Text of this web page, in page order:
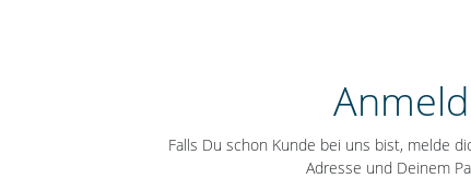
Falls Du schon Kunde bei uns bist, melde
Adresse und Deinem